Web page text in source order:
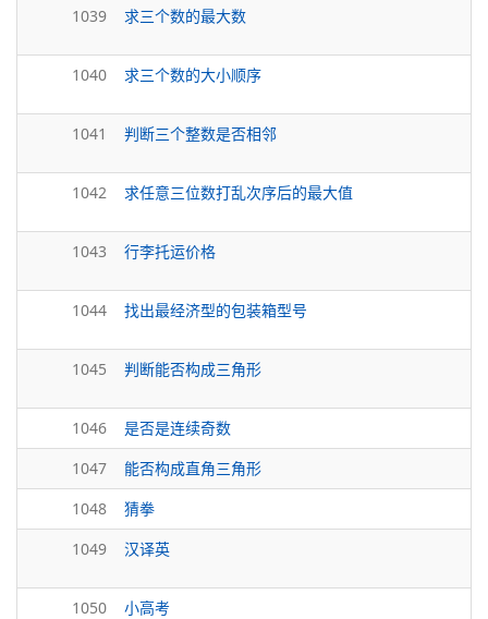
1039
求三个数的最大数
1040 求三个数的大小顺序
1041 判断三个整数是否相邻
1042 求任意三位数打乱次序后的最大值
1043 行李托运价格
1044 找出最经济型的包装箱型号
1045 判断能否构成三角形
1046
是否是连续奇数
1047
能否构成直角三角形
1048
猜拳
1049
汉译英
1050
小高考